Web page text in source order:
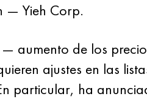
— Yieh Corp.
aumento de los
ajustes en las
particular, ha